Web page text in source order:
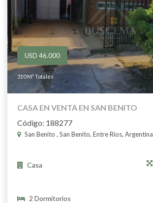
USD 46.000
310 M² Totales
CASA EN VENTA EN SAN BENITO
Código: 188277
San Benito , San Benito, Entre Ríos, Argentina
Casa
2 Dormitorios